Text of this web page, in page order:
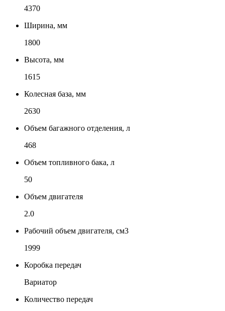
4370
Ширина, мм
1800
Высота, мм
1615
Колесная база, мм
2630
Объем багажного отделения, л
468
Объем топливного бака, л
50
Объем двигателя
2.0
Рабочий объем двигателя, см3
1999
Коробка передач
Вариатор
Количество передач